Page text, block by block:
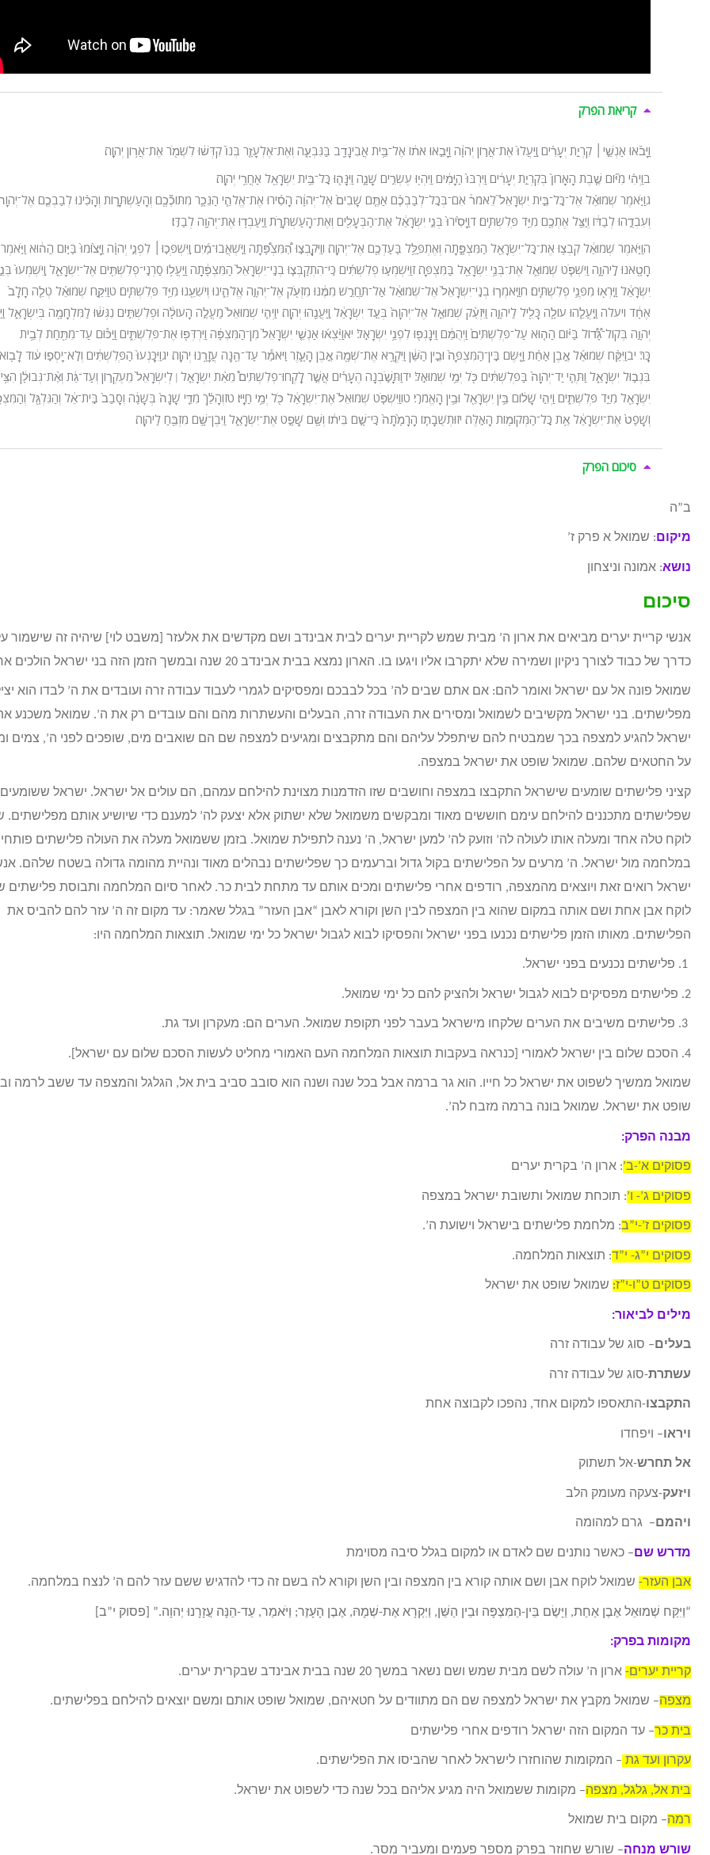
קריאת הפרק
וַיָּבֹ֜אוּ אַנְשֵׁ֣י
קִרְיַ֣ת יְעָרִ֗ים וַֽיַּעֲלוּ֙ אֶת־אֲר֣וֹן יְהֹוָ֔ה וַיָּבִ֣אוּ אֹת֔וֹ אֶל־בֵּ֥ית אֲבִינָדָ֖ב בַּגִּבְעָ֑ה וְאֶת־אֶלְעָזָ֤ר בְּנוֹ֙ קִדְּשׁ֔וּ לִשְׁמֹ֖ר אֶת־אֲר֥וֹן יְהֹוָֽה׃
בוַיְהִ֗י מִיּ֞וֹם שֶׁ֤בֶת הָאָרוֹן֙ בְּקִרְיַ֣ת יְעָרִ֔ים וַיִּרְבּוּ֙ הַיָּמִ֔ים וַיִּהְי֖וּ עֶשְׂרִ֣ים שָׁנָ֑ה וַיִּנָּה֛וּ כׇּל־בֵּ֥ית יִשְׂרָאֵ֖ל אַחֲרֵ֥י יְהֹוָֽה׃
גוַיֹּ֣אמֶר שְׁמוּאֵ֗ל אֶל־כׇּל־בֵּ֣ית יִשְׂרָאֵל֮ לֵאמֹר֒ אִם־בְּכׇל־לְבַבְכֶ֗ם אַתֶּ֤ם שָׁבִים֙ אֶל־יְהֹוָ֔ה הָסִ֜ירוּ אֶת־אֱלֹהֵ֧י הַנֵּכָ֛ר מִתּוֹכְﬞכֶ֖ם וְהָעַשְׁתָּר֑וֹת וְהָכִ֨ינוּ לְבַבְכֶ֤ם
וְעִבְדֻ֣הוּ לְבַדּ֔וֹ וְיַצֵּ֥ל אֶתְכֶ֖ם מִיַּ֥ד פְּלִשְׁתִּֽים׃ דוַיָּסִ֙ירוּ֙ בְּנֵ֣י יִשְׂרָאֵ֔ל אֶת־הַבְּעָלִ֖ים וְאֶת־הָעַשְׁתָּרֹ֑ת וַיַּעַבְד֥וּ אֶת־יְהֹוָ֖ה לְבַדּֽוֹ׃
הוַיֹּ֣אמֶר שְׁמוּאֵ֔ל קִבְצ֥וּ אֶת־כׇּל־יִשְׂרָאֵ֖ל הַמִּצְפָּ֑תָה וְאֶתְפַּלֵּ֥ל בַּעַדְכֶ֖ם אֶל־יְהֹוָֽה׃ ווַיִּקָּבְצ֣וּ הַ֠מִּצְפָּ֠תָה וַיִּֽשְׁאֲבוּ־מַ֜יִם וַֽיִּשְׁפְּכ֣וּ
לִפְנֵ֣י יְהֹוָ֗ה וַיָּצ֙וּמוּ֙ בַּיּ֣וֹם הַה֔וּא
חָטָ֖אנוּ לַֽיהֹוָ֑ה וַיִּשְׁפֹּ֧ט שְׁמוּאֵ֛ל אֶת־בְּנֵ֥י יִשְׂרָאֵ֖ל בַּמִּצְפָּֽה׃ זוַיִּשְׁמְע֣וּ פְלִשְׁתִּ֗ים כִּֽי־הִתְקַבְּצ֤וּ בְנֵֽי־יִשְׂרָאֵל֙ הַמִּצְפָּ֔תָה וַיַּעֲל֥וּ סַרְנֵֽי־פְלִשְׁתִּ֖ים אֶל־יִשְׂרָאֵ֑ל וַֽיִּשְׁמְעוּ֙
יִשְׂרָאֵ֔ל וַיִּֽרְא֖וּ מִפְּנֵ֥י פְלִשְׁתִּֽים׃ חוַיֹּֽאמְר֤וּ בְנֵֽי־יִשְׂרָאֵל֙ אֶל־שְׁמוּאֵ֔ל אַל־תַּחֲרֵ֣שׁ מִמֶּ֔נּוּ מִזְּעֹ֖ק אֶל־יְהֹוָ֣ה אֱלֹהֵ֑ינוּ וְיֹשִׁעֵ֖נוּ מִיַּ֥ד פְּלִשְׁתִּֽים׃ טוַיִּקַּ֣ח שְׁמוּאֵ֗ל טְלֵ֤ה חָלָב֙
אֶחָ֔ד ויעלה וַיַּֽעֲלֵ֧הוּ עוֹלָ֛ה כָּלִ֖יל לַיהֹוָ֑ה וַיִּזְעַ֨ק שְׁמוּאֵ֤ל אֶל־יְהֹוָה֙ בְּעַ֣ד יִשְׂרָאֵ֔ל וַֽיַּעֲנֵ֖הוּ יְהֹוָֽה׃ יוַיְהִ֤י שְׁמוּאֵל֙ מַעֲלֶ֣ה הָעוֹלָ֔ה וּפְלִשְׁתִּ֣ים נִגְּשׁ֔וּ לַמִּלְחָמָ֖ה בְּיִשְׂרָאֵ֑ל
יְהֹוָ֣ה בְּקוֹל־גָּ֠ד֠וֹל בַּיּ֨וֹם הַה֤וּא עַל־פְּלִשְׁתִּים֙ וַיְהֻמֵּ֔ם וַיִּנָּגְפ֖וּ לִפְנֵ֥י יִשְׂרָאֵֽל׃ יאוַיֵּ֨צְא֜וּ אַנְשֵׁ֤י יִשְׂרָאֵל֙ מִן־הַמִּצְפָּ֔ה וַיִּרְדְּפ֖וּ אֶת־פְּלִשְׁתִּ֑ים וַיַּכּ֕וּם עַד־מִתַּ֖חַת לְבֵ֥ית
כָּֽר׃ יבוַיִּקַּ֨ח שְׁמוּאֵ֜ל אֶ֣בֶן אַחַ֗ת וַיָּ֤שֶׂם בֵּֽין־הַמִּצְפָּה֙ וּבֵ֣ין הַשֵּׁ֔ן וַיִּקְרָ֥א אֶת־שְׁמָ֖הּ אֶ֣בֶן הָעָ֑זֶר וַיֹּאמַ֕ר עַד־הֵ֖נָּה עֲזָרָ֥נוּ יְהֹוָֽה׃ יגוַיִּכָּֽנְעוּ֙ הַפְּלִשְׁתִּ֔ים וְלֹֽא־יָסְפ֣וּ ע֔וֹד לָב֖וֹא
בִּגְב֣וּל יִשְׂרָאֵ֑ל וַתְּהִ֤י יַד־יְהֹוָה֙ בַּפְּלִשְׁתִּ֔ים כֹּ֖ל יְמֵ֥י שְׁמוּאֵֽל׃ ידוַתָּשֹׁ֣בְנָה הֶעָרִ֡ים אֲשֶׁ֣ר לָֽקְחוּ־פְלִשְׁתִּים֩ מֵאֵ֨ת יִשְׂרָאֵ֤ל לְיִשְׂרָאֵל֙ מֵעֶקְר֣וֹן וְעַד־גַּ֔ת וְאֶ֨ת־גְּבוּלָ֔ן
יִשְׂרָאֵ֖ל מִיַּ֣ד פְּלִשְׁתִּ֑ים וַיְהִ֣י שָׁל֔וֹם בֵּ֥ין יִשְׂרָאֵ֖ל וּבֵ֥ין הָאֱמֹרִֽי׃ טווַיִּשְׁפֹּ֤ט שְׁמוּאֵל֙ אֶת־יִשְׂרָאֵ֔ל כֹּ֖ל יְמֵ֥י חַיָּֽיו׃ טזוְהָלַ֗ךְ מִדֵּ֤י שָׁנָה֙ בְּשָׁנָ֔ה וְסָבַב֙ בֵּֽית־אֵ֔ל וְהַגִּלְגָּ֖ל
וְשָׁפַט֙ אֶת־יִשְׂרָאֵ֔ל אֵ֥ת כׇּל־הַמְּקוֹמ֖וֹת הָאֵֽלֶּה׃ יזוּתְשֻׁבָת֤וֹ הָרָמָ֙תָה֙ כִּֽי־שָׁ֣ם בֵּית֔וֹ וְשָׁ֖ם שָׁפָ֣ט אֶת־יִשְׂרָאֵ֑ל וַיִּבֶן־שָׁ֥ם מִזְבֵּ֖חַ לַיהֹוָֽה׃
סיכום הפרק
ב”ה
מיקום : שמואל א פרק ז’
נושא: אמונה וניצחון
סיכום
אנשי קריית יערים מביאים את ארון ה’ מבית שמש לקריית יערים לבית אבינדב ושם מקדשים את אלעזר [משבט לוי] שיהיה זה שישמור
כדרך של כבוד לצורך ניקיון ושמירה שלא יתקרבו אליו ויגעו בו. הארון נמצא בבית אבינדב 20 שנה ובמשך הזמן הזה בני ישראל הולכים אחרי ה’.
שמואל פונה אל עם ישראל ואומר להם: אם אתם שבים לה’ בכל לבבכם ומפסיקים לגמרי לעבוד עבודה זרה ועובדים את ה’ לבדו הוא
מפלישתים. בני ישראל מקשיבים לשמואל ומסירים את העבודה זרה, הבעלים והעשתרות מהם והם עובדים רק את ה’. שמואל משכנע
ישראל להגיע למצפה בכך שמבטיח להם שיתפלל עליהם והם מתקבצים ומגיעים למצפה שם הם שואבים מים, שופכים לפני ה’, צמים
על החטאים שלהם. שמואל שופט את ישראל במצפה.
קציני פלישתים שומעים שישראל התקבצו במצפה וחושבים שזו הזדמנות מצוינת להילחם עמהם, הם עולים אל ישראל. ישראל ששומעים
שפלישתים מתכננים להילחם עימם חוששים מאוד ומבקשים משמואל שלא ישתוק אלא יצעק לה’ למענם כדי שיושיע אותם מפלישתים.
לוקח טלה אחד ומעלה אותו לעולה לה’ וזועק לה’ למען ישראל, ה’ נענה לתפילת שמואל. בזמן ששמואל מעלה את העולה פלישתים
במלחמה מול ישראל. ה’ מרעים על הפלישתים בקול גדול וברעמים כך שפלישתים נבהלים מאוד ונהיית מהומה גדולה בשטח שלהם.
ישראל רואים זאת ויוצאים מהמצפה, רודפים אחרי פלישתים ומכים אותם עד מתחת לבית כר. לאחר סיום המלחמה ותבוסת פלישתים
לוקח אבן אחת ושם אותה במקום שהוא בין המצפה לבין השן וקורא לאבן “אבן העזר” בגלל שאמר: עד מקום זה ה’ עזר להם להביס את
הפלישתים. מאותו הזמן פלישתים נכנעו בפני ישראל והפסיקו לבוא לגבול ישראל כל ימי שמואל. תוצאות המלחמה היו:
2. פלישתים מפסיקים לבוא לגבול ישראל ולהציק להם כל ימי שמואל.
4. הסכם שלום בין ישראל לאמורי [כנראה בעקבות תוצאות המלחמה העם האמורי מחליט לעשות הסכם שלום עם ישראל].
שמואל ממשיך לשפוט את ישראל כל חייו. הוא גר ברמה אבל בכל שנה ושנה הוא סובב סביב בית אל, הגלגל והמצפה עד ששב לרמה
שופט את ישראל. שמואל בונה ברמה מזבח לה’.
מבנה הפרק:
פסוקים א’-ב’: ארון ה’ בקרית יערים
פסוקים ג’- ו’: תוכחת שמואל ותשובת ישראל במצפה
פסוקים ז’-י”ב: מלחמת פלישתים בישראל וישועת ה’.
פסוקים י”ג- י”ד: תוצאות המלחמה.
פסוקים ט”ו-י”ז: שמואל שופט את ישראל
מילים לביאור:
בעלים – סוג של עבודה זרה
עשתרת-סוג של עבודה זרה
התקבצו -התאספו למקום אחד, נהפכו לקבוצה אחת
ויראו– ויפחדו
אל תחרש-אל תשתוק
ויזעק-צעקה מעומק הלב
ויהמם – גרם למהומה
מדרש שם– כאשר נותנים שם לאדם או למקום בגלל סיבה מסוימת
אבן העזר- שמואל לוקח אבן ושם אותה קורא בין המצפה ובין השן וקורא לה בשם זה כדי להדגיש ששם עזר להם ה’ לנצח במלחמה.
“וַיִּקַּח שְׁמוּאֵל אֶבֶן אַחַת, וַיָּשֶׂם בֵּין-הַמִּצְפָּה וּבֵין הַשֵּׁן, וַיִּקְרָא אֶת-שְׁמָהּ, אֶבֶן הָעָזֶר; וַיֹּאמַר, עַד-הֵנָּה עֲזָרָנוּ יְהוָה.” [פסוק י”ב]
מקומות בפרק:
קריית יערים- ארון ה’ עולה לשם מבית שמש ושם נשאר במשך 20 שנה בבית אבינדב שבקרית יערים.
מצפה– שמואל מקבץ את ישראל למצפה שם הם מתוודים על חטאיהם, שמואל שופט אותם ומשם יוצאים להילחם בפלישתים.
בית כר– עד המקום הזה ישראל רודפים אחרי פלישתים
עקרון ועד גת – המקומות שהוחזרו לישראל לאחר שהביסו את הפלישתים.
בית אל, גלגל, מצפה– מקומות ששמואל היה מגיע אליהם בכל שנה כדי לשפוט את ישראל.
רמה– מקום בית שמואל
שורש מנחה– שורש שחוזר בפרק מספר פעמים ומעביר מסר.